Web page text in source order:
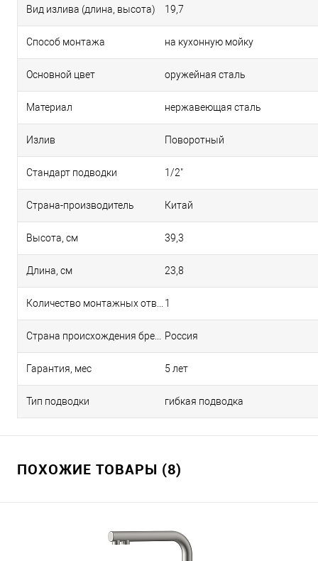
Вид излива (длина, высота) 19,7
Способ монтажа на кухонную мойку
Основной цвет оружейная сталь
Материал нержавеющая сталь
Излив Поворотный
Стандарт подводки 1/2"
Страна-производитель Китай
Высота, см 39,3
Длина, см 23,8
1
Россия
Гарантия, мес 5 лет
Тип подводки гибкая подводка
ПОХОЖИЕ ТОВАРЫ (8)